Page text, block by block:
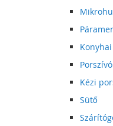
Porszívó
Kézi
Sütő